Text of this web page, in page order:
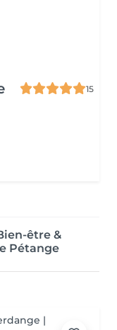
15
être &
Pétange